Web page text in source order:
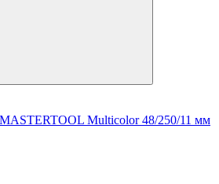
Multicolor 48/250/11 мм